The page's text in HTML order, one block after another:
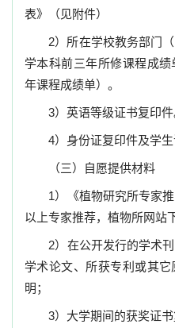
表》（见附件）
2）所在学校教务部门
学本科前三年所修课程成
年课程成绩单）。
3） 英语等级证书复
4）身份证复印件及
（三）自愿提供材料
1）
《植物研究所专家
以上专家推荐，植物所网
2） 在公开发行的学术
学术论文、所获专利或其
明；
3） 大学期间的获奖